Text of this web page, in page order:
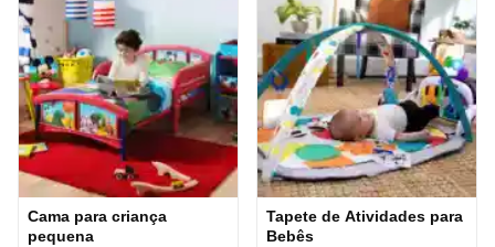
Cama para criança
pequena
Tapete de Atividades para
Bebês